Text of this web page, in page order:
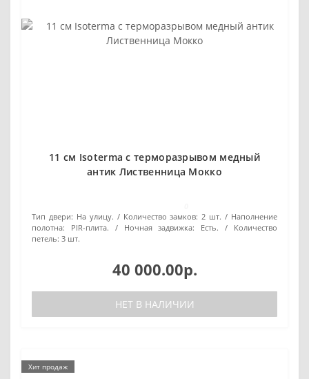
11 см Isoterma с терморазрывом медный
антик Лиственница Мокко
Тип двери: На улицу. Количество замков: 2 шт.
Наполнение
полотна:
PIR-плита. Ночная задвижка: Есть.
Количество
петель: 3 шт.
40 000.00р.
НЕТ В НАЛИЧИИ
Хит продаж